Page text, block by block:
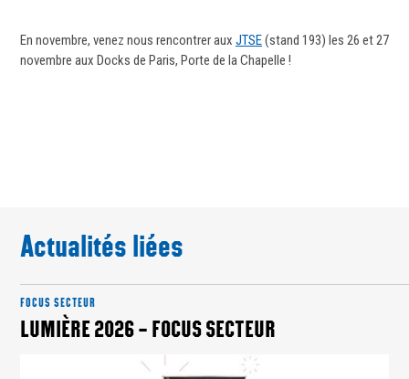
En novembre, venez nous rencontrer aux JTSE(stand 193) les 26 et 27
novembre aux Docks de Paris, Porte de la Chapelle !
Actualités liées
FOCUS SECTEUR
LUMIÈRE 2026 – FOCUS SECTEUR